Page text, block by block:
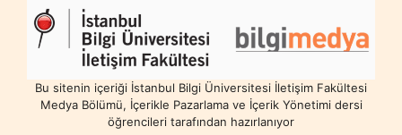
Bu sitenin içeriği İstanbul Bilgi Üniversitesi İletişim Fakültesi
Medya Bölümü, İçerikle Pazarlama ve İçerik Yönetimi dersi
öğrencileri tarafından hazırlanıyor